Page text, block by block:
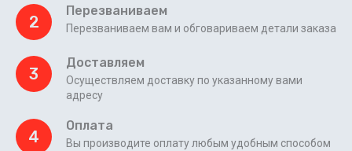
2
Перезваниваем
Перезваниваем вам и обговариваем детали заказа
3
Доставляем
Осуществляем доставку по указанному вами
адресу
4
Оплата
Вы производите оплату любым удобным способом